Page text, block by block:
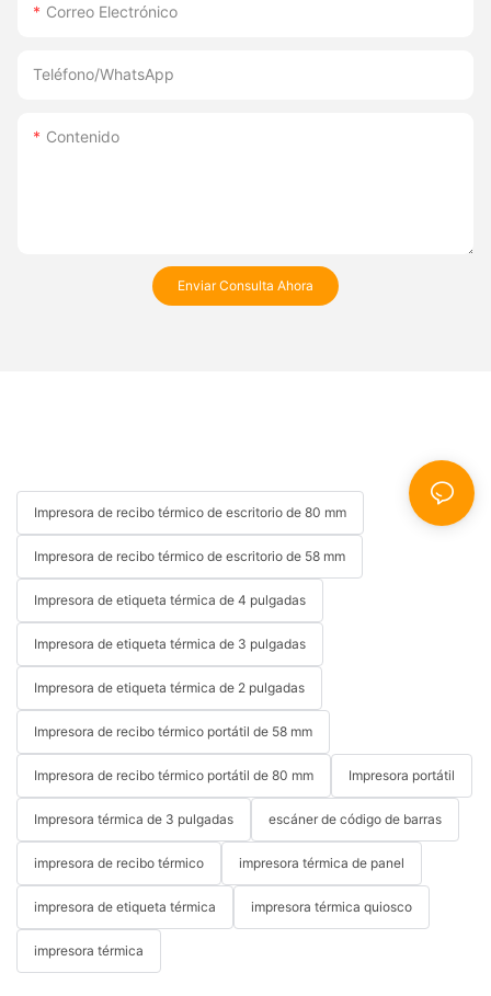
Correo Electrónico
Teléfono/WhatsApp
Contenido
Enviar Consulta Ahora
Impresora de recibo térmico de escritorio de 80 mm
Impresora de recibo térmico de escritorio de 58 mm
Impresora de etiqueta térmica de 4 pulgadas
Impresora de etiqueta térmica de 3 pulgadas
Impresora de etiqueta térmica de 2 pulgadas
Impresora de recibo térmico portátil de 58 mm
Impresora de recibo térmico portátil de 80 mm Impresora portátil
Impresora térmica de 3 pulgadas escáner de código de barras
impresora de recibo térmico impresora térmica de panel
impresora de etiqueta térmica impresora térmica quiosco
impresora térmica